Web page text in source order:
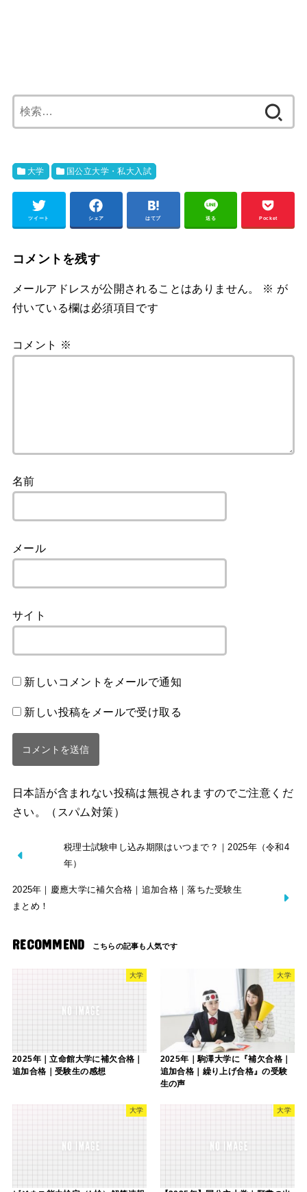
索:
大学 国公立大学・私大入試
ツイート シェア はてブ 送る Pocket
コメントを残す
メールアドレスが公開されることはありません。 ※ が
付いている欄は必須項目です
コメント ※
名前
メール
サイト
新しいコメントをメールで通知
新しい投稿をメールで受け取る
日本語が含まれない投稿は無視されますのでご注意くだ
さい。（スパム対策）
税理士試験申し込み期限はいつまで？｜2025年（令和4
年）
2025年｜慶應大学に補欠合格｜追加合格｜落ちた受験生
まとめ！
RECOMMEND
大学
2025年｜立命館大学に補欠合格｜
追加合格｜受験生の感想
大学
2025年｜駒澤大学に『補欠合格｜
追加合格｜繰り上げ合格』の受験
生の声
大学 大学